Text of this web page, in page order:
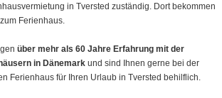
in Tversted zuständig. Dort bekommen
Ferienhaus.
über mehr als 60 Jahre Erfahrung mit der
in Dänemark und sind Ihnen gerne bei der
Ferienhaus für Ihren Urlaub in Tversted behilflich.